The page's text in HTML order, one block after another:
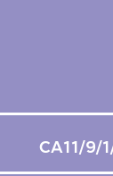
CA11/9/